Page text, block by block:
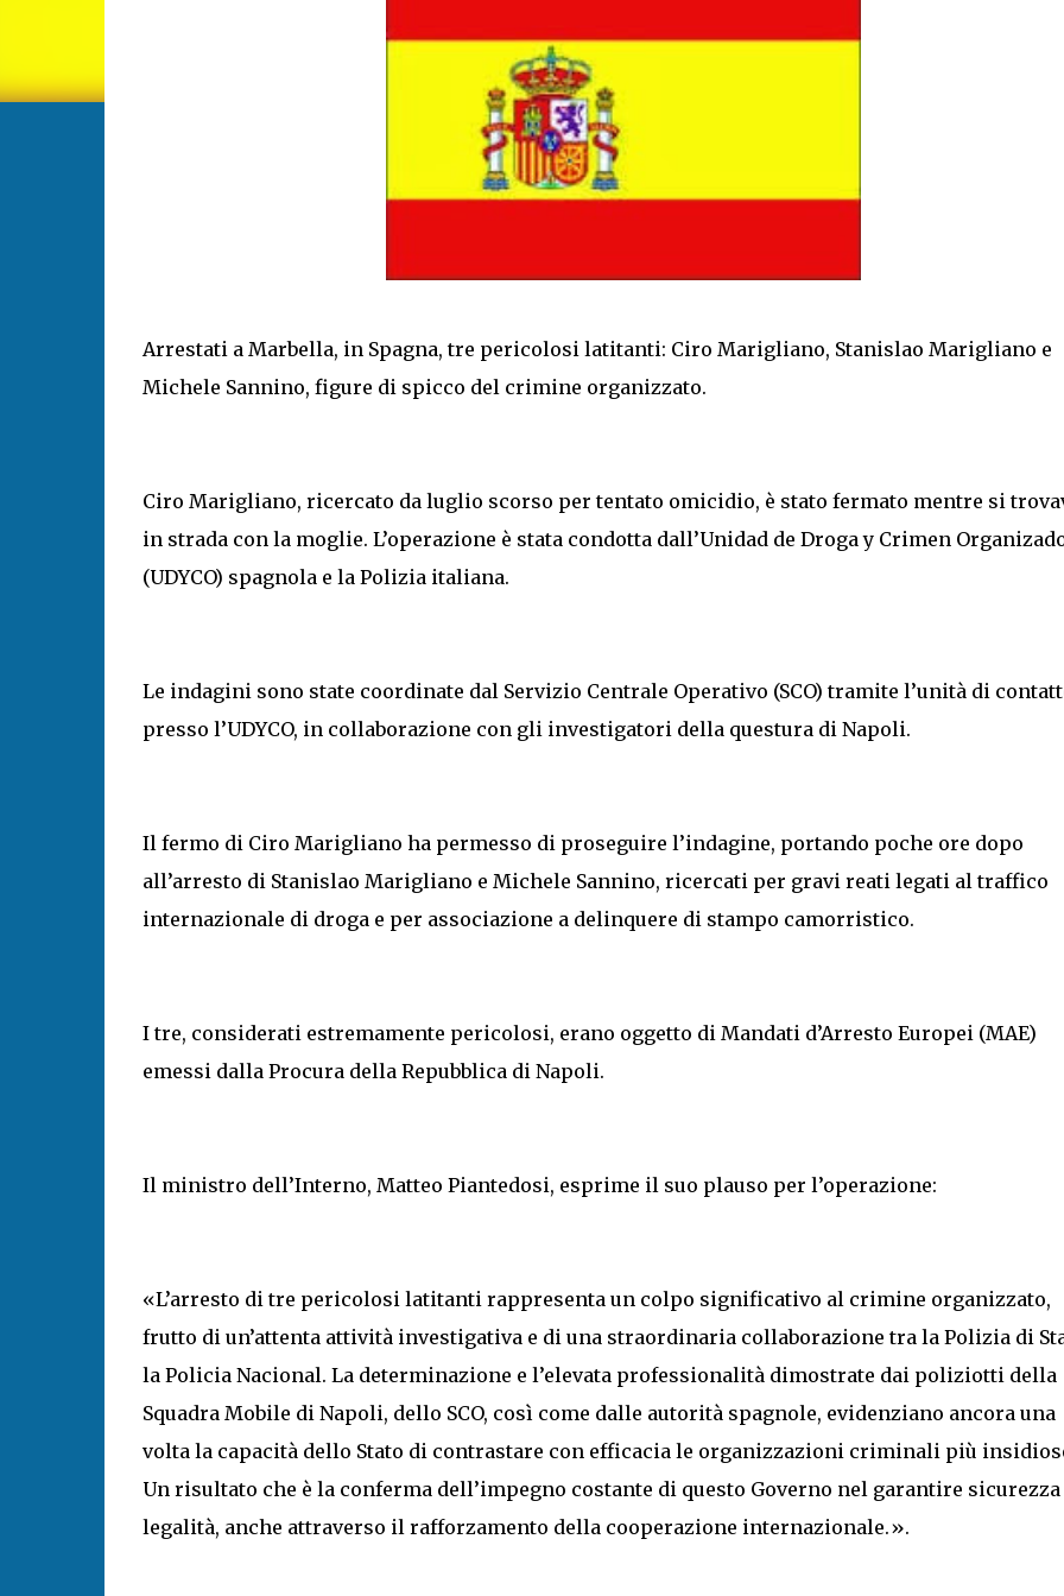
Arrestati a Marbella, in Spagna, tre pericolosi latitanti: Ciro Marigliano, Stanislao Marigliano e
Michele Sannino, figure di spicco del crimine organizzato.
Ciro Marigliano, ricercato da luglio scorso per tentato omicidio, è stato fermato mentre si
in strada con la moglie. L’operazione è stata condotta dall’Unidad de Droga y Crimen
(UDYCO) spagnola e la Polizia italiana.
Le indagini sono state coordinate dal Servizio Centrale Operativo (SCO) tramite l’unità di
presso l’UDYCO, in collaborazione con gli investigatori della questura di Napoli.
Il fermo di Ciro Marigliano ha permesso di proseguire l’indagine, portando poche ore dopo
all’arresto di Stanislao Marigliano e Michele Sannino, ricercati per gravi reati legati al traffico
internazionale di droga e per associazione a delinquere di stampo camorristico.
I tre, considerati estremamente pericolosi, erano oggetto di Mandati d’Arresto Europei (MAE)
emessi dalla Procura della Repubblica di Napoli.
Il ministro dell’Interno, Matteo Piantedosi, esprime il suo plauso per l’operazione:
«L’arresto di tre pericolosi latitanti rappresenta un colpo significativo al crimine organizzato,
frutto di un’attenta attività investigativa e di una straordinaria collaborazione tra la Polizia di
la Policia Nacional. La determinazione e l’elevata professionalità dimostrate dai poliziotti della
Squadra Mobile di Napoli, dello SCO, così come dalle autorità spagnole, evidenziano ancora una
volta la capacità dello Stato di contrastare con efficacia le organizzazioni criminali più
Un risultato che è la conferma dell’impegno costante di questo Governo nel garantire sicurezza
legalità, anche attraverso il rafforzamento della cooperazione internazionale.».